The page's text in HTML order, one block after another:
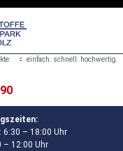
einfach. schnell. hochwertig.
6:30 – 18:00 Uhr
– 12:00 Uhr